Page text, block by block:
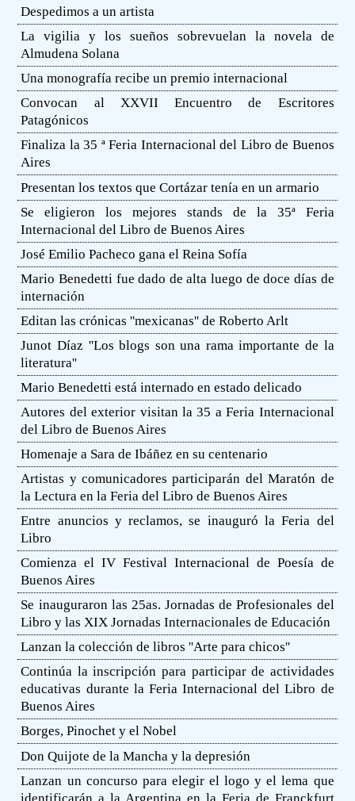
Despedimos a un artista
La vigilia y los sueños sobrevuelan la novela de
Almudena Solana
Una monografía recibe un premio internacional
Convocan al XXVII Encuentro de Escritores
Patagónicos
Finaliza la 35 ª Feria Internacional del Libro de Buenos
Aires
Presentan los textos que Cortázar tenía en un armario
Se eligieron los mejores stands de la 35ª Feria
Internacional del Libro de Buenos Aires
José Emilio Pacheco gana el Reina Sofía
Mario Benedetti fue dado de alta luego de doce días de
internación
Editan las crónicas ''mexicanas'' de Roberto Arlt
Junot Díaz ''Los blogs son una rama importante de la
literatura''
Mario Benedetti está internado en estado delicado
Autores del exterior visitan la 35 a Feria Internacional
del Libro de Buenos Aires
Homenaje a Sara de Ibáñez en su centenario
Artistas y comunicadores participarán del Maratón de
la Lectura en la Feria del Libro de Buenos Aires
Entre anuncios y reclamos, se inauguró la Feria del
Libro
Comienza el IV Festival Internacional de Poesía de
Buenos Aires
Se inauguraron las 25as. Jornadas de Profesionales del
Libro y las XIX Jornadas Internacionales de Educación
Lanzan la colección de libros ''Arte para chicos''
Continúa la inscripción para participar de actividades
educativas durante la Feria Internacional del Libro de
Buenos Aires
Borges, Pinochet y el Nobel
Don Quijote de la Mancha y la depresión
Lanzan un concurso para elegir el logo y el lema que
identificarán a la Argentina en la Feria de Franckfurt